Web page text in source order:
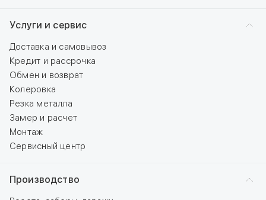
Услуги и сервис
Доставка и самовывоз
Кредит и рассрочка
Обмен и возврат
Колеровка
Резка металла
Замер и расчет
Монтаж
Сервисный центр
Производство